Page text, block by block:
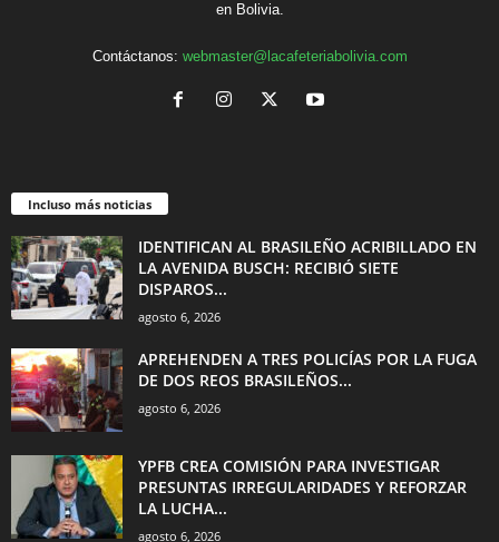
en Bolivia.
Contáctanos: webmaster@lacafeteriabolivia.com
Incluso más noticias
IDENTIFICAN AL BRASILEÑO ACRIBILLADO EN
LA AVENIDA BUSCH: RECIBIÓ SIETE
DISPAROS...
agosto 6, 2026
APREHENDEN A TRES POLICÍAS POR LA FUGA
DE DOS REOS BRASILEÑOS...
agosto 6, 2026
YPFB CREA COMISIÓN PARA INVESTIGAR
PRESUNTAS IRREGULARIDADES Y REFORZAR
LA LUCHA...
agosto 6, 2026